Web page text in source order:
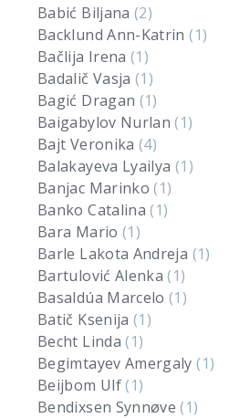
Babić Biljana(2)
Backlund Ann-Katrin(1)
Bačlija Irena(1)
Badalič Vasja(1)
Bagić Dragan (1)
Baigabylov Nurlan(1)
Bajt Veronika(4)
Balakayeva Lyailya (1)
Banjac Marinko(1)
Banko Catalina(1)
Bara Mario (1)
Barle Lakota Andreja (1)
Bartulović Alenka(1)
Basaldúa Marcelo(1)
Batič Ksenija(1)
Becht Linda(1)
Begimtayev Amergaly(1)
Beijbom Ulf(1)
Bendixsen Synnøve(1)